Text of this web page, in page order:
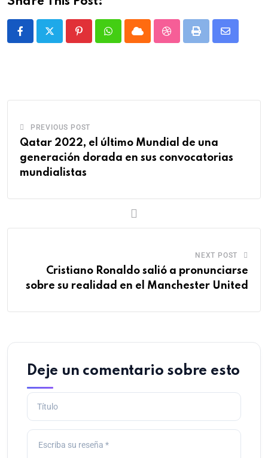
PREVIOUS POST
Qatar 2022, el último Mundial de una
generación dorada en sus convocatorias
mundialistas
NEXT POST
Cristiano Ronaldo salió a pronunciarse
sobre su realidad en el Manchester United
Deje un comentario sobre esto